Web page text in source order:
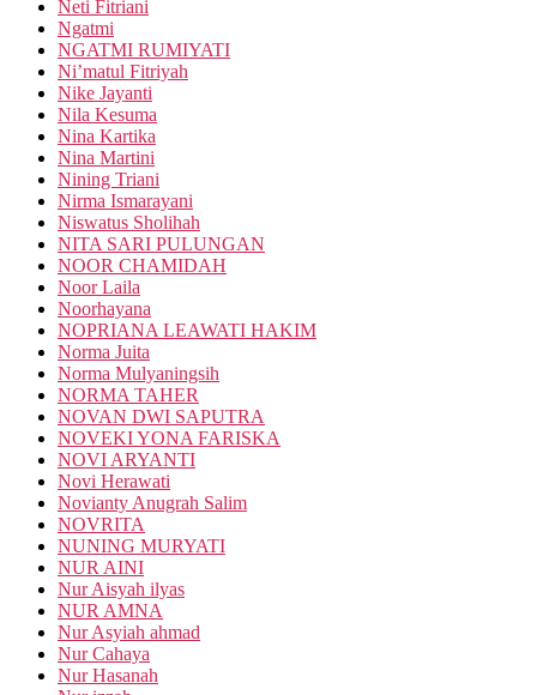
Neti Fitriani
Ngatmi
NGATMI RUMIYATI
Ni’matul Fitriyah
Nike Jayanti
Nila Kesuma
Nina Kartika
Nina Martini
Nining Triani
Nirma Ismarayani
Niswatus Sholihah
NITA SARI PULUNGAN
NOOR CHAMIDAH
Noor Laila
Noorhayana
NOPRIANA LEAWATI HAKIM
Norma Juita
Norma Mulyaningsih
NORMA TAHER
NOVAN DWI SAPUTRA
NOVEKI YONA FARISKA
NOVI ARYANTI
Novi Herawati
Novianty Anugrah Salim
NOVRITA
NUNING MURYATI
NUR AINI
Nur Aisyah ilyas
NUR AMNA
Nur Asyiah ahmad
Nur Cahaya
Nur Hasanah